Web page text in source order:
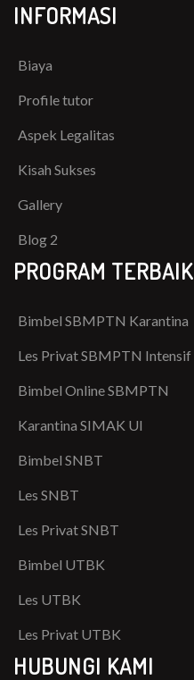
INFORMASI
Biaya
Profile tutor
Aspek Legalitas
Kisah Sukses
Gallery
Blog 2
PROGRAM TERBAIK
Bimbel SBMPTN Karantina
Les Privat SBMPTN Intensif
Bimbel Online SBMPTN
Karantina SIMAK UI
Bimbel SNBT
Les SNBT
Les Privat SNBT
Bimbel UTBK
Les UTBK
Les Privat UTBK
HUBUNGI KAMI